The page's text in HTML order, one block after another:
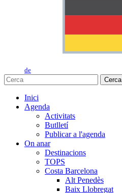
de
Cerca
Inici
Agenda
Activitats
Butlletí
Publicar a l'agenda
On anar
Destinacions
TOPS
Costa Barcelona
Alt Penedès
Baix Llobregat